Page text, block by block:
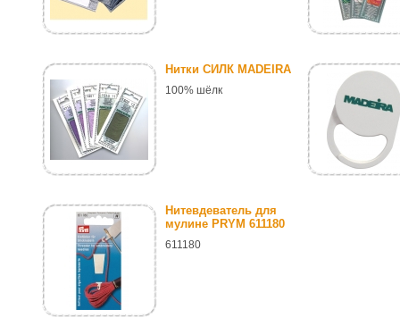
Нитки СИЛК MADEIRA
100% шёлк
Нитевдеватель для
мулине PRYM 611180
611180